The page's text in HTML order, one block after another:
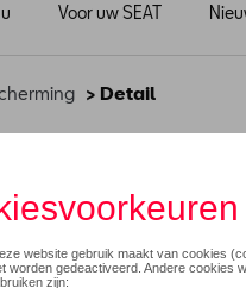
Voor uw SEAT
> Detail